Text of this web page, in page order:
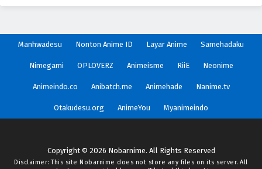
Akanesasu Shoujo
Akiba’s Trip The Animation
Aku no Hana
Manhwadesu Nonton Anime ID Layar Anime Samehadaku
Nimegami OPLOVERZ Animeisme RiiE Neonime
Animeindo.co Anibatch.me Animehade Nanime.tv
Otakudesu.org AnimeYou Myanimeindo
Copyright © 2026 Nobarnime. All Rights Reserved
Disclaimer: This site Nobarnime does not store any files on its server. All